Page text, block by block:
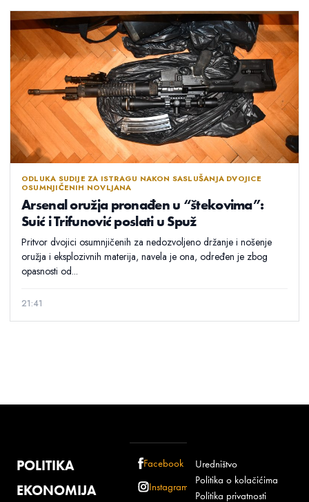
ODLUKA SUDIJE ZA ISTRAGU NAKON SASLUŠANJA DVOJICE
OSUMNJIČENIH NOVLJANA
Arsenal oružja pronađen u “štekovima”:
Suić i Trifunović poslati u Spuž
Pritvor dvojici osumnjičenih za nedozvoljeno držanje i nošenje
oružja i eksplozivnih materija, navela je ona, određen je zbog
opasnosti od...
21:41
POLITIKA
EKONOMIJA
Facebook
Instagram
Uredništvo
Politika o kolačićima
Politika privatnosti